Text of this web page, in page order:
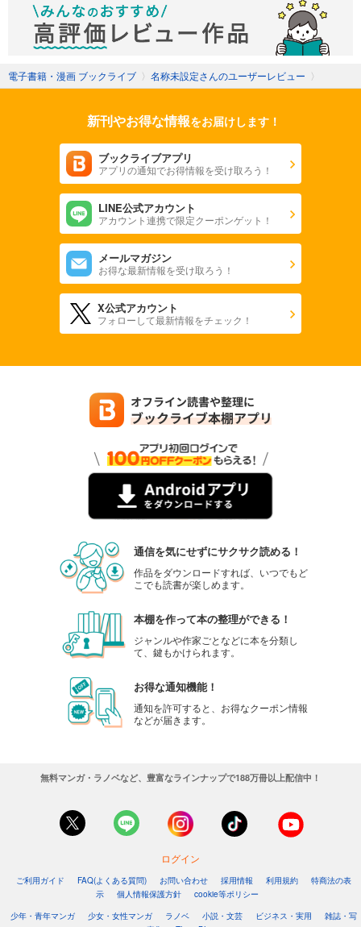
電子書籍・漫画 ブックライブ 〉 名称未設定さんのユーザーレビュー 〉
新刊やお得な情報をお届けします！
ブックライブアプリ
アプリの通知でお得情報を受け取ろう！
LINE公式アカウント
アカウント連携で限定クーポンゲット！
メールマガジン
お得な最新情報を受け取ろう！
X公式アカウント
フォローして最新情報をチェック！
通信を気にせずにサクサク読める！
作品をダウンロードすれば、いつでもど
こでも読書が楽しめます。
本棚を作って本の整理ができる！
ジャンルや作家ごとなどに本を分類し
て、鍵もかけられます。
お得な通知機能！
通知を許可すると、お得なクーポン情報
などが届きます。
無料マンガ・ラノベなど、豊富なラインナップで188万冊以上配信中！
ログイン
ご利用ガイド FAQ(よくある質問) お問い合わせ 採用情報 利用規約
特商法の表
示
個人情報保護方針
cookie等ポリシー
少年・青年マンガ
少女・女性マンガ ラノベ 小説・文芸 ビジネス・実用
雑誌・写